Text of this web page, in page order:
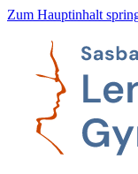
Zum Hauptinhalt